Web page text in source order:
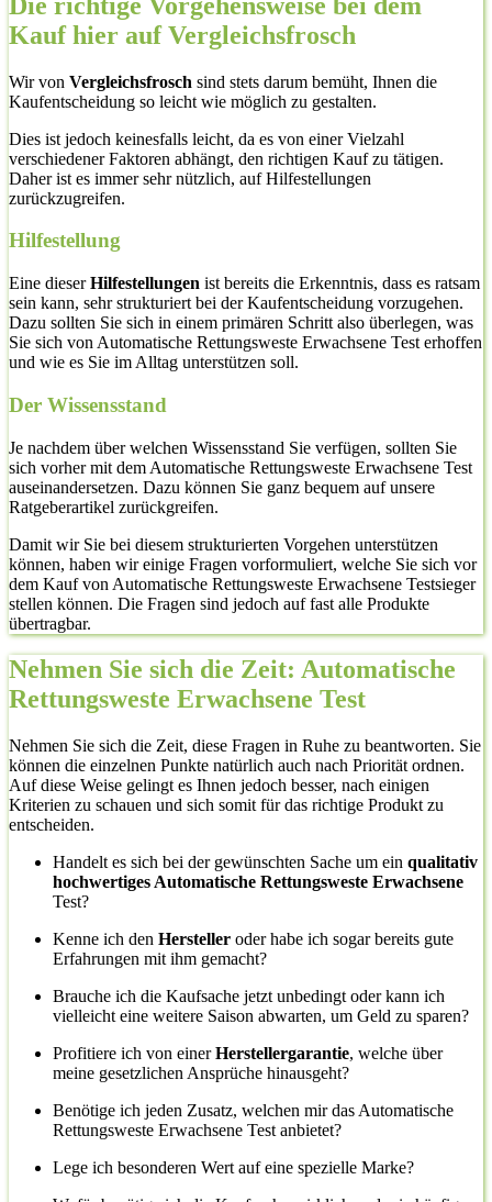
Kauf hier auf Vergleichsfrosch
Wir von Vergleichsfrosch sind stets darum bemüht, Ihnen die
Kaufentscheidung so leicht wie möglich zu gestalten.
Dies ist jedoch keinesfalls leicht, da es von einer Vielzahl
verschiedener Faktoren abhängt, den richtigen Kauf zu tätigen.
Daher ist es immer sehr nützlich, auf Hilfestellungen
zurückzugreifen.
Hilfestellung
Eine dieserHilfestellungen ist bereits die Erkenntnis, dass es ratsam
sein kann, sehr strukturiert bei der Kaufentscheidung vorzugehen.
Dazu sollten Sie sich in einem primären Schritt also überlegen, was
Sie sich von Automatische Rettungsweste Erwachsene Test erhoffen
und wie es Sie im Alltag unterstützen soll.
Der Wissensstand
Je nachdem über welchen Wissensstand Sie verfügen, sollten Sie
sich vorher mit dem Automatische Rettungsweste Erwachsene Test
auseinandersetzen. Dazu können Sie ganz bequem auf unsere
Ratgeberartikel zurückgreifen.
Damit wir Sie bei diesem strukturierten Vorgehen unterstützen
können, haben wir einige Fragen vorformuliert, welche Sie sich vor
dem Kauf von Automatische Rettungsweste Erwachsene Testsieger
stellen können. Die Fragen sind jedoch auf fast alle Produkte
übertragbar.
Nehmen Sie sich die Zeit: Automatische
Rettungsweste Erwachsene Test
Nehmen Sie sich die Zeit, diese Fragen in Ruhe zu beantworten. Sie
können die einzelnen Punkte natürlich auch nach Priorität ordnen.
Auf diese Weise gelingt es Ihnen jedoch besser, nach einigen
Kriterien zu schauen und sich somit für das richtige Produkt zu
entscheiden.
Handelt es sich bei der gewünschten Sache um ein qualitativ
hochwertiges Automatische Rettungsweste Erwachsene
Test?
Kenne ich den Hersteller oder habe ich sogar bereits gute
Erfahrungen mit ihm gemacht?
Brauche ich die Kaufsache jetzt unbedingt oder kann ich
vielleicht eine weitere Saison abwarten, um Geld zu sparen?
Profitiere ich von einerHerstellergarantie, welche über
meine gesetzlichen Ansprüche hinausgeht?
Benötige ich jeden Zusatz, welchen mir das Automatische
Rettungsweste Erwachsene Test anbietet?
Lege ich besonderen Wert auf eine spezielle Marke?